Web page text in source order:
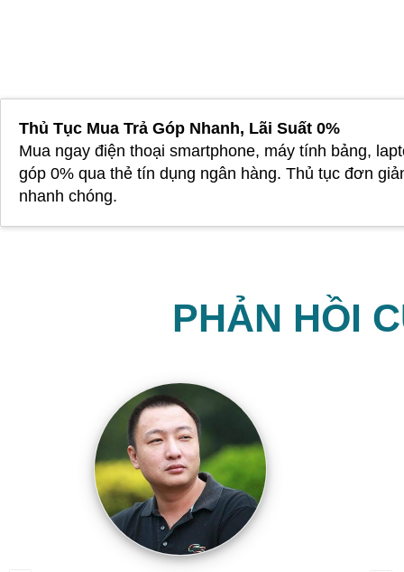
Thủ Tục Mua Trả Góp Nhanh, Lãi Suất 0%
Mua ngay điện thoại smartphone, máy tính bảng,
góp 0% qua thẻ tín dụng ngân hàng. Thủ tục đơn
nhanh chóng.
PHẢN HỒI